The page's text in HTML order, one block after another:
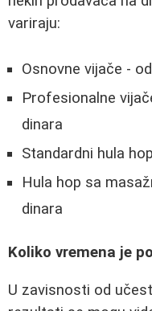
variraju:
Osnovne vijače -
Profesionalne
dinara
Standardni hula
Hula hop sa
dinara
Koliko vremena je
U zavisnosti od